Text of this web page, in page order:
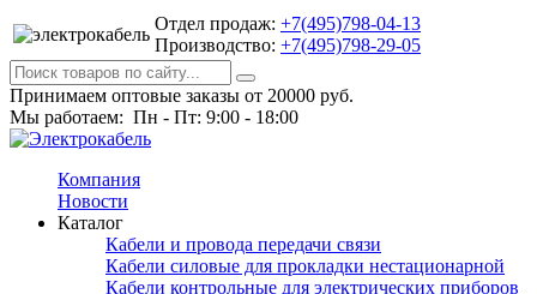
Отдел продаж: +7(495)798-04-13
Производство: +7(495)798-29-05
Принимаем оптовые заказы от 20000 руб.
Мы работаем: Пн - Пт: 9:00 - 18:00
Компания
Новости
Каталог
Кабели и провода передачи связи
Кабели силовые для прокладки нестационарной
Кабели контрольные для электрических приборов